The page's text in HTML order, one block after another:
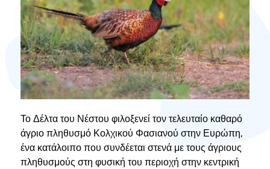
Το Δέλτα του Νέστου φιλοξενεί τον τελευταίο καθαρό
άγριο πληθυσμό Κολχικού Φασιανού στην Ευρώπη,
ένα κατάλοιπο που συνδέεται στενά με τους άγριους
πληθυσμούς στη φυσική του περιοχή στην κεντρική